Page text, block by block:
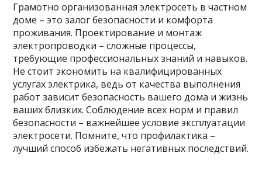
Грамотно организованная электросеть в частном
доме – это залог безопасности и комфорта
проживания. Проектирование и монтаж
электропроводки – сложные процессы,
требующие профессиональных знаний и навыков.
Не стоит экономить на квалифицированных
услугах электрика, ведь от качества выполнения
работ зависит безопасность вашего дома и жизнь
ваших близких. Соблюдение всех норм и правил
безопасности – важнейшее условие эксплуатации
электросети. Помните, что профилактика –
лучший способ избежать негативных последствий.